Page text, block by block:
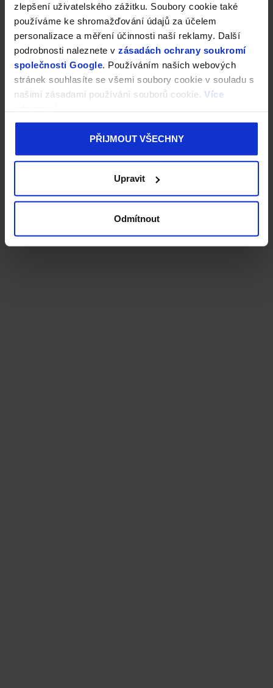
zlepšení uživatelského zážitku. Soubory cookie také
používáme ke shromažďování údajů za účelem
personalizace a měření účinnosti naší reklamy. Další
podrobnosti naleznete v zásadách ochrany soukromí
společnosti Google. Používáním našich webových
stránek souhlasíte se všemi soubory cookie v souladu s
našimi zásadami používání souborů cookie. Více
PŘIJMOUT VŠECHNY
Upravit
Odmítnout